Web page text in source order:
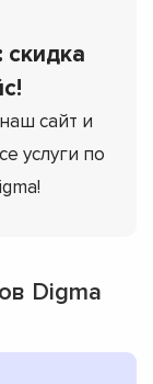
скидка
сайт и
услуги по
Digma